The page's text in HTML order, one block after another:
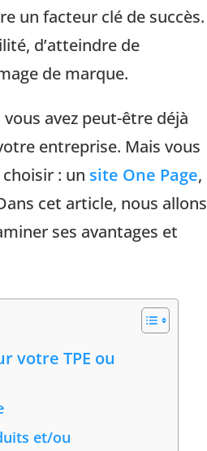
un facteur clé de succès.
d’atteindre de
de marque.
vous avez peut-être déjà
entreprise. Mais vous
: un site One Page,
cet article, nous allons
ses avantages et
votre TPE ou
et/ou